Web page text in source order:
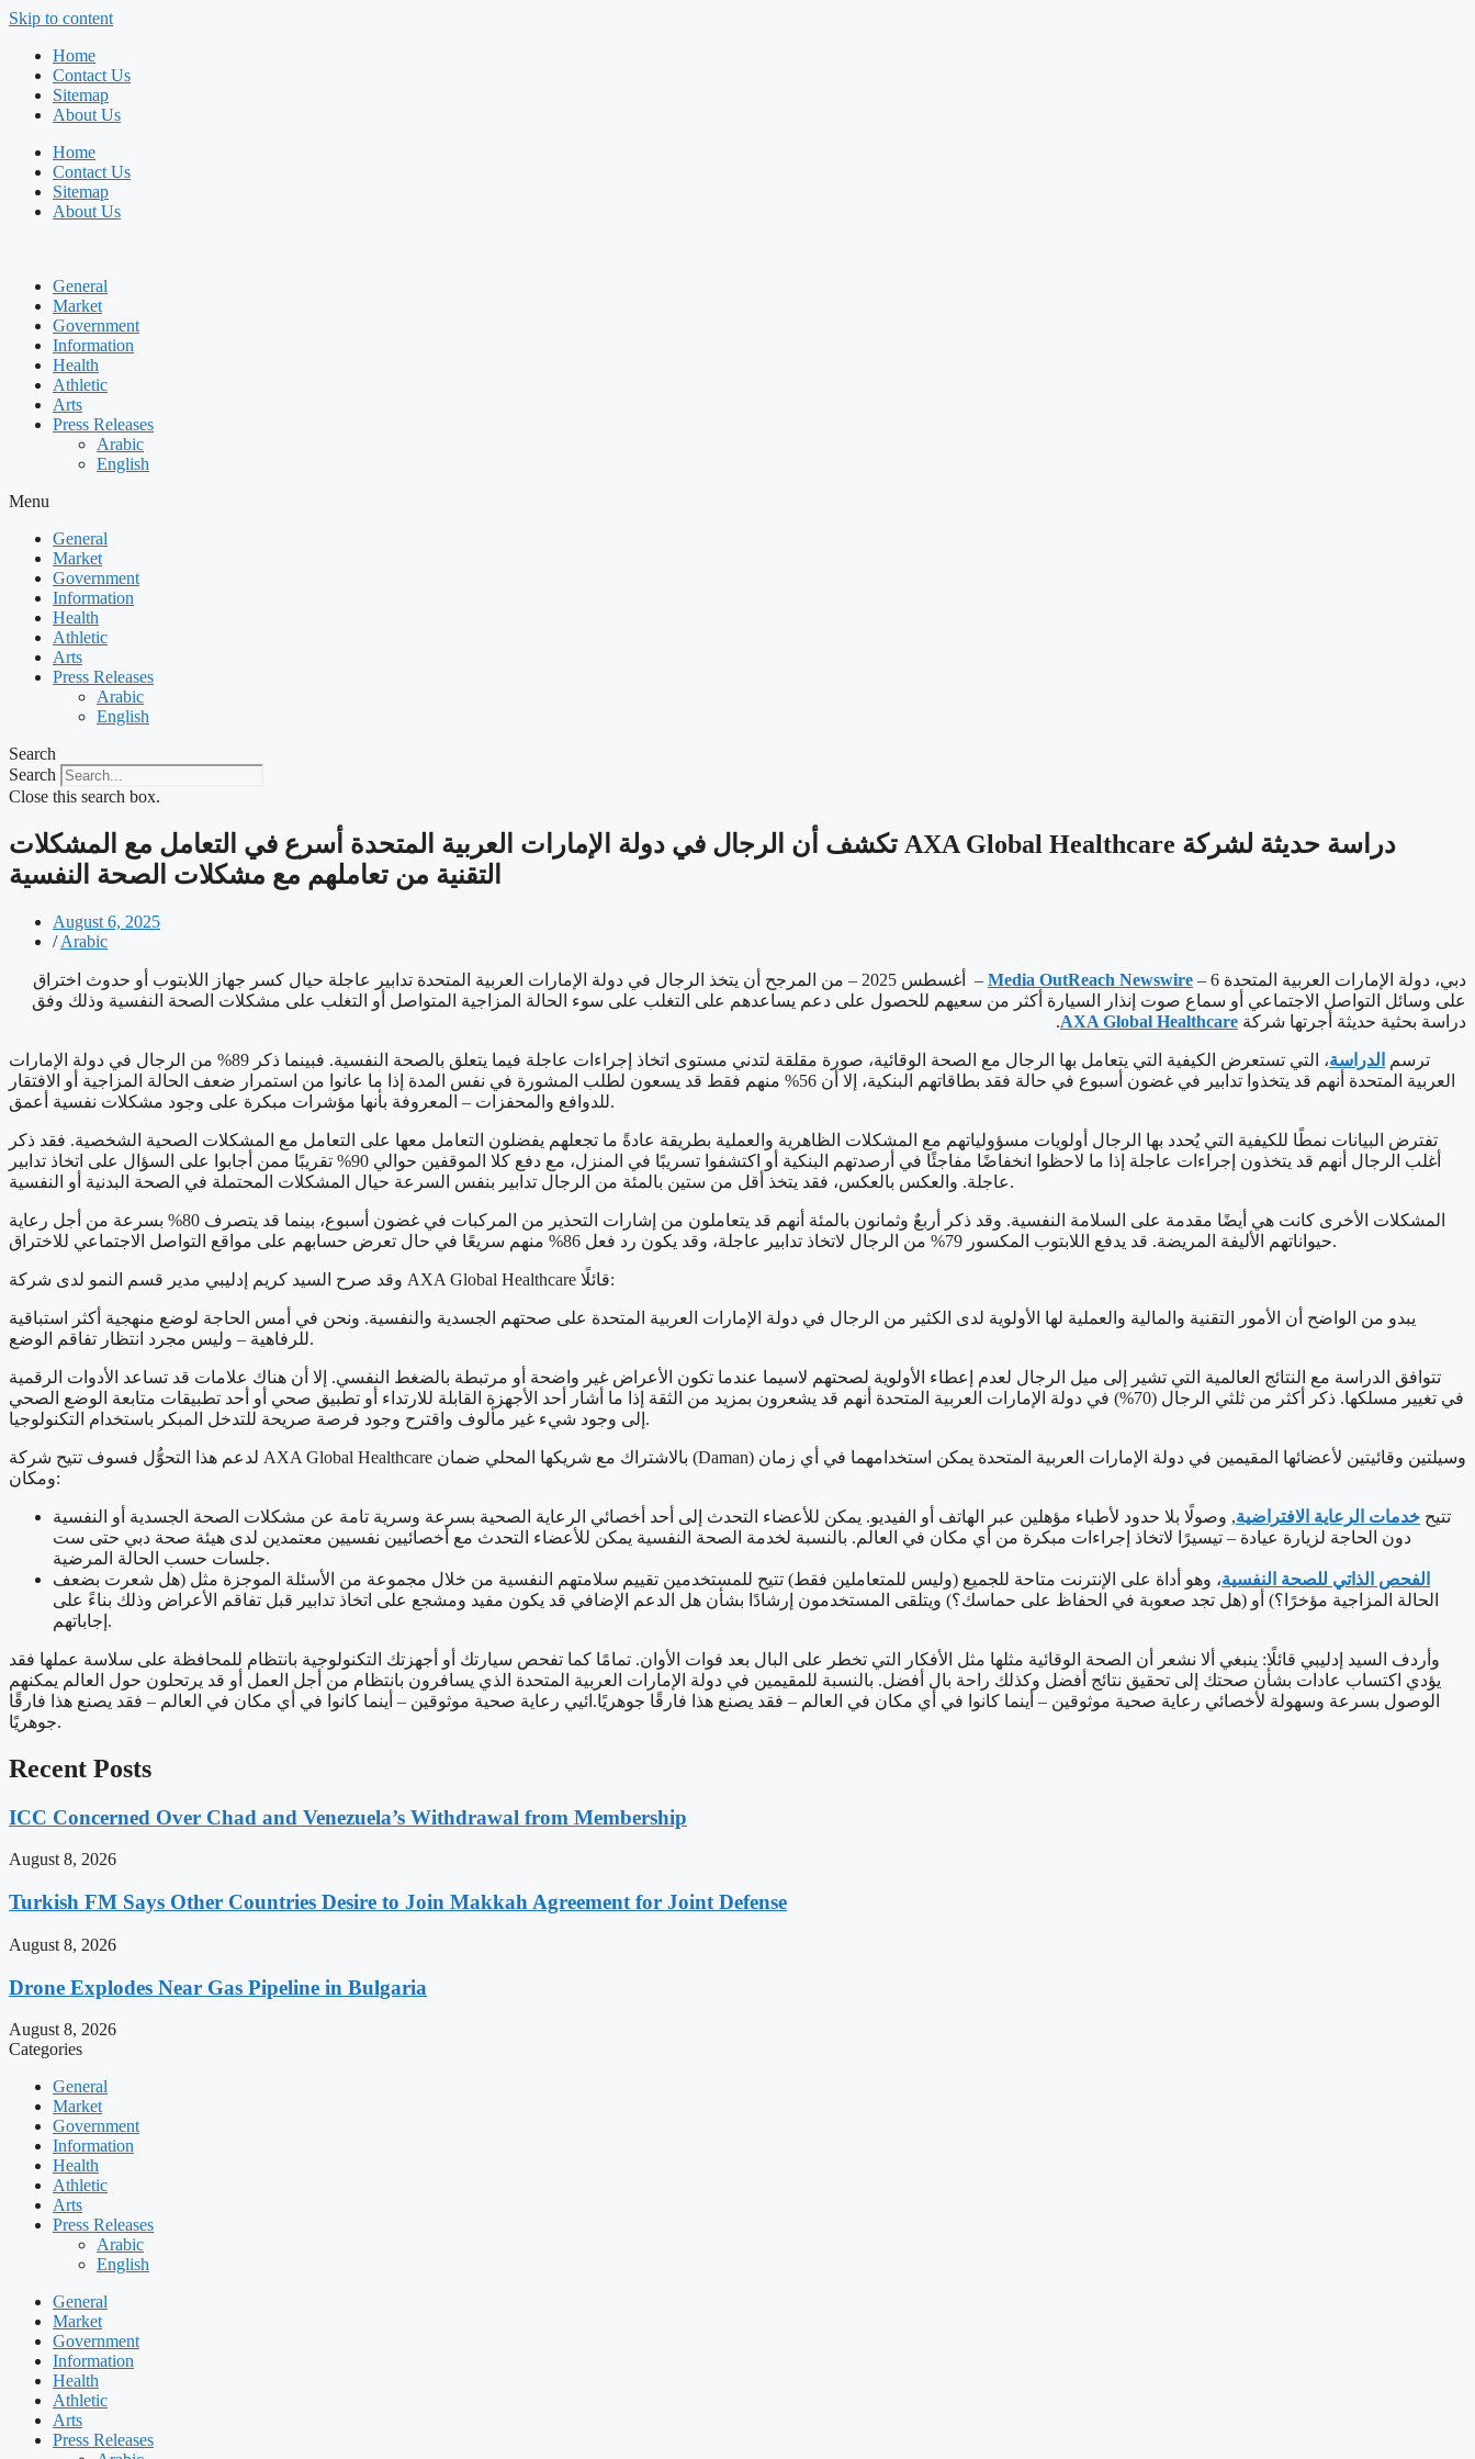
Skip to content
Home
Contact Us
Sitemap
About Us
Home
Contact Us
Sitemap
About Us
General
Market
Government
Information
Health
Athletic
Arts
Press Releases
Arabic
English
Menu
General
Market
Government
Information
Health
Athletic
Arts
Press Releases
Arabic
English
Search
Search
Close this search box.
‫دراسة حديثة لشركة AXA Global Healthcare تكشف أن الرجال في دولة الإمارات العربية المتحدة أسرع في التعامل مع المشكلات
التقنية من تعاملهم مع مشكلات الصحة النفسية
August 6, 2025
/ Arabic
دبي، دولة الإمارات العربية المتحدة 6 – Media OutReach Newswire
– أغسطس 2025 – من المرجح أن يتخذ الرجال في دولة الإمارات العربية المتحدة تدابير عاجلة حيال كسر جهاز اللابتوب أو حدوث اختراق
على وسائل التواصل الاجتماعي أو سماع صوت إنذار السيارة أكثر من سعيهم للحصول على دعم يساعدهم على التغلب على سوء الحالة المزاجية المتواصل أو التغلب على مشكلات الصحة النفسية وذلك وفق
دراسة بحثية حديثة أجرتها شركة AXA Global Healthcare
.
ترسم الدراسة
، التي تستعرض الكيفية التي يتعامل بها الرجال مع الصحة الوقائية، صورة مقلقة لتدني مستوى اتخاذ إجراءات عاجلة فيما يتعلق بالصحة النفسية. فبينما ذكر 89% من الرجال في دولة الإمارات
العربية المتحدة أنهم قد يتخذوا تدابير في غضون أسبوع في حالة فقد بطاقاتهم البنكية، إلا أن 56% منهم فقط قد يسعون لطلب المشورة في نفس المدة إذا ما عانوا من استمرار ضعف الحالة المزاجية أو الافتقار
للدوافع والمحفزات – المعروفة بأنها مؤشرات مبكرة على وجود مشكلات نفسية أعمق.
تفترض البيانات نمطًا للكيفية التي يُحدد بها الرجال أولويات مسؤولياتهم مع المشكلات الظاهرية والعملية بطريقة عادةً ما تجعلهم يفضلون التعامل معها على التعامل مع المشكلات الصحية الشخصية. فقد ذكر
أغلب الرجال أنهم قد يتخذون إجراءات عاجلة إذا ما لاحظوا انخفاضًا مفاجئًا في أرصدتهم البنكية أو اكتشفوا تسريبًا في المنزل، مع دفع كلا الموقفين حوالي 90% تقريبًا ممن أجابوا على السؤال على اتخاذ تدابير
عاجلة. والعكس بالعكس، فقد يتخذ أقل من ستين بالمئة من الرجال تدابير بنفس السرعة حيال المشكلات المحتملة في الصحة البدنية أو النفسية.
المشكلات الأخرى كانت هي أيضًا مقدمة على السلامة النفسية. وقد ذكر أربعٌ وثمانون بالمئة أنهم قد يتعاملون من إشارات التحذير من المركبات في غضون أسبوع، بينما قد يتصرف 80% بسرعة من أجل رعاية
حيواناتهم الأليفة المريضة. قد يدفع اللابتوب المكسور 79% من الرجال لاتخاذ تدابير عاجلة، وقد يكون رد فعل 86% منهم سريعًا في حال تعرض حسابهم على مواقع التواصل الاجتماعي للاختراق.
وقد صرح السيد كريم إدليبي مدير قسم النمو لدى شركة AXA Global Healthcare قائلًا:
يبدو من الواضح أن الأمور التقنية والمالية والعملية لها الأولوية لدى الكثير من الرجال في دولة الإمارات العربية المتحدة على صحتهم الجسدية والنفسية. ونحن في أمس الحاجة لوضع منهجية أكثر استباقية
للرفاهية – وليس مجرد انتظار تفاقم الوضع.
تتوافق الدراسة مع النتائج العالمية التي تشير إلى ميل الرجال لعدم إعطاء الأولوية لصحتهم لاسيما عندما تكون الأعراض غير واضحة أو مرتبطة بالضغط النفسي. إلا أن هناك علامات قد تساعد الأدوات الرقمية
في تغيير مسلكها. ذكر أكثر من ثلثي الرجال (70%) في دولة الإمارات العربية المتحدة أنهم قد يشعرون بمزيد من الثقة إذا ما أشار أحد الأجهزة القابلة للارتداء أو تطبيق صحي أو أحد تطبيقات متابعة الوضع الصحي
إلى وجود شيء غير مألوف واقترح وجود فرصة صريحة للتدخل المبكر باستخدام التكنولوجيا.
لدعم هذا التحوُّل فسوف تتيح شركة AXA Global Healthcare بالاشتراك مع شريكها المحلي ضمان (Daman) وسيلتين وقائيتين لأعضائها المقيمين في دولة الإمارات العربية المتحدة يمكن استخدامهما في أي زمان
ومكان:
تتيح خدمات الرعاية الافتراضية, وصولًا بلا حدود لأطباء مؤهلين عبر الهاتف أو الفيديو. يمكن للأعضاء التحدث إلى أحد أخصائي الرعاية الصحية بسرعة وسرية تامة عن مشكلات الصحة الجسدية أو النفسية
دون الحاجة لزيارة عيادة – تيسيرًا لاتخاذ إجراءات مبكرة من أي مكان في العالم. بالنسبة لخدمة الصحة النفسية يمكن للأعضاء التحدث مع أخصائيين نفسيين معتمدين لدى هيئة صحة دبي حتى ست
جلسات حسب الحالة المرضية.
الفحص الذاتي للصحة النفسية، وهو أداة على الإنترنت متاحة للجميع (وليس للمتعاملين فقط) تتيح للمستخدمين تقييم سلامتهم النفسية من خلال مجموعة من الأسئلة الموجزة مثل (هل شعرت بضعف
الحالة المزاجية مؤخرًا؟) أو (هل تجد صعوبة في الحفاظ على حماسك؟) ويتلقى المستخدمون إرشادًا بشأن هل الدعم الإضافي قد يكون مفيد ومشجع على اتخاذ تدابير قبل تفاقم الأعراض وذلك بناءً على
إجاباتهم.
وأردف السيد إدليبي قائلًا: ينبغي ألا نشعر أن الصحة الوقائية مثلها مثل الأفكار التي تخطر على البال بعد فوات الأوان. تمامًا كما تفحص سيارتك أو أجهزتك التكنولوجية بانتظام للمحافظة على سلاسة عملها فقد
يؤدي اكتساب عادات بشأن صحتك إلى تحقيق نتائج أفضل وكذلك راحة بال أفضل. بالنسبة للمقيمين في دولة الإمارات العربية المتحدة الذي يسافرون بانتظام من أجل العمل أو قد يرتحلون حول العالم يمكنهم
الوصول بسرعة وسهولة لأخصائي رعاية صحية موثوقين – أينما كانوا في أي مكان في العالم – فقد يصنع هذا فارقًا جوهريًا.ائيي رعاية صحية موثوقين – أينما كانوا في أي مكان في العالم – فقد يصنع هذا فارقًا
جوهريًا.
Recent Posts
ICC Concerned Over Chad and Venezuela’s Withdrawal from Membership
August 8, 2026
Turkish FM Says Other Countries Desire to Join Makkah Agreement for Joint Defense
August 8, 2026
Drone Explodes Near Gas Pipeline in Bulgaria
August 8, 2026
Categories
General
Market
Government
Information
Health
Athletic
Arts
Press Releases
Arabic
English
General
Market
Government
Information
Health
Athletic
Arts
Press Releases